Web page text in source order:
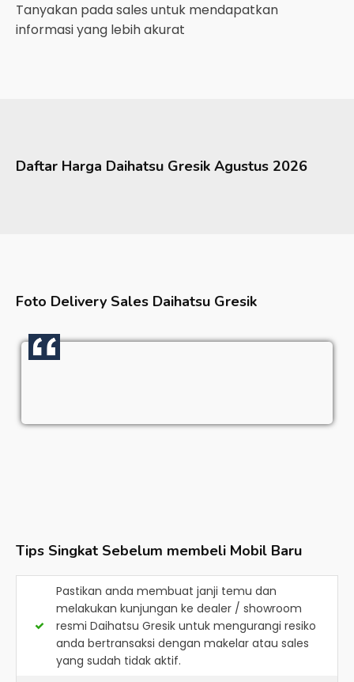
Tanyakan pada sales untuk mendapatkan
informasi yang lebih akurat
Daftar Harga Daihatsu Gresik Agustus 2026
Foto Delivery Sales Daihatsu Gresik
Tips Singkat Sebelum membeli Mobil Baru
Pastikan anda membuat janji temu dan
melakukan kunjungan ke dealer / showroom
resmi Daihatsu Gresik untuk mengurangi resiko
anda bertransaksi dengan makelar atau sales
yang sudah tidak aktif.